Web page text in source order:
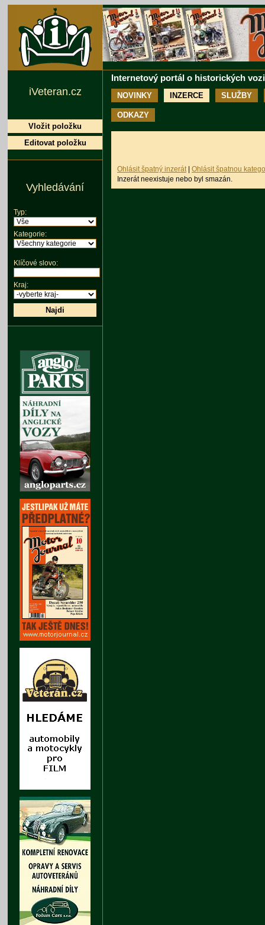
Internetový portál o historických
NOVINKY INZERCE SLUŽBY
ODKAZY
Ohlásit špatný inzerát
Ohlásit špatnou
Inzerát neexistuje nebo byl smazán.
iVeteran.cz
Vložit položku
Editovat položku
Vyhledávání
Typ:
Kategorie:
Klíčové slovo:
Kraj:
Najdi